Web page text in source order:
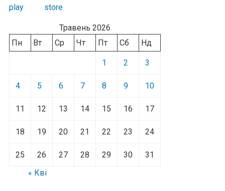
Травень 2026
Пн
Вт Ср Чт Пт Сб Нд
1 2 3
4 5 6 7 8 9 10
11 12 13 14 15 16 17
18 19 20 21 22 23 24
25 26 27 28 29 30
31
« Кві